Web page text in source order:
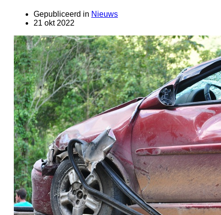
Gepubliceerd in Nieuws
21 okt 2022